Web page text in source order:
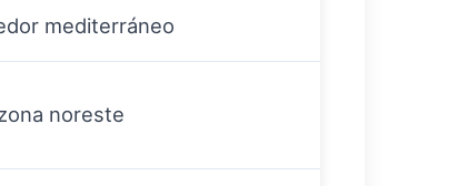
mediterráneo
noreste